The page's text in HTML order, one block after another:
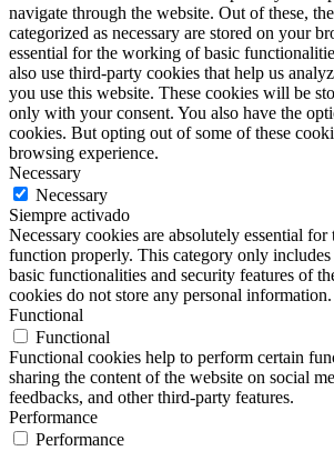
navigate through the website. Out of these,
categorized as necessary are stored on your
essential for the working of basic
also use third-party cookies that help us
you use this website. These cookies will be
only with your consent. You also have the
cookies. But opting out of some of these
browsing experience.
Necessary
Necessary
Siempre activado
Necessary cookies are absolutely essential for
function properly. This category only includes
basic functionalities and security features of
cookies do not store any personal information.
Functional
Functional
Functional cookies help to perform certain
sharing the content of the website on social
feedbacks, and other third-party features.
Performance
Performance